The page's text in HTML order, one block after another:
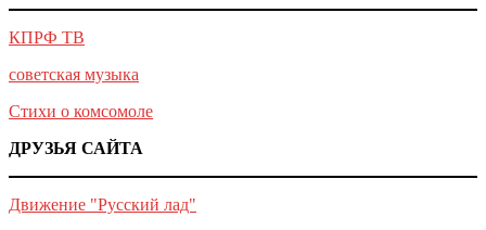
КПРФ ТВ
советская музыка
Стихи о комсомоле
ДРУЗЬЯ САЙТА
Движение "Русский лад"